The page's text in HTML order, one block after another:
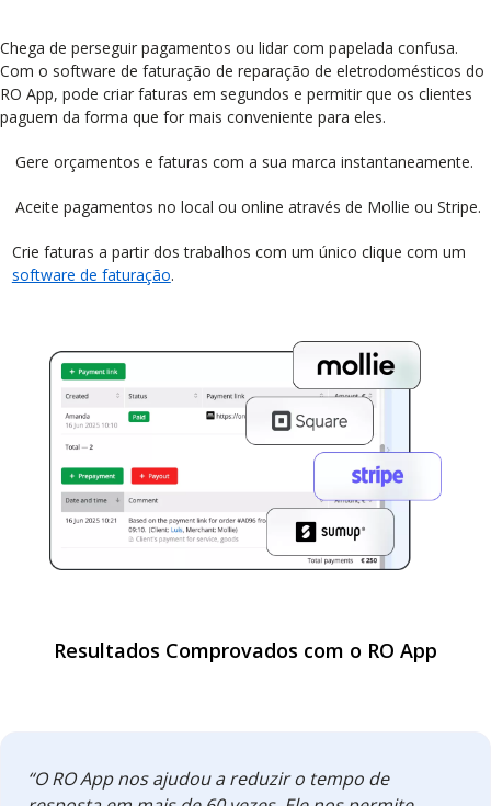
Chega de perseguir pagamentos ou lidar com papelada confusa.
Com o software de faturação de reparação de eletrodomésticos do
RO App, pode criar faturas em segundos e permitir que os clientes
paguem da forma que for mais conveniente para eles.
Gere orçamentos e faturas com a sua marca instantaneamente.
Aceite pagamentos no local ou online através de Mollie ou Stripe.
Crie faturas a partir dos trabalhos com um único clique com um
software de faturação.
Resultados Comprovados com o RO App
“O RO App nos ajudou a reduzir o tempo de